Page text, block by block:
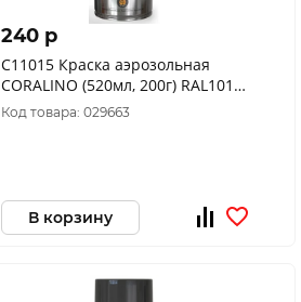
240 p
C11015 Краска аэрозольная
CORALINO (520мл, 200г) RAL1015
Светлая слоновая кость
Код товара: 029663
В корзину